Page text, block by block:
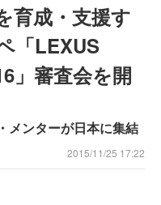
育成・支援す
「LEXUS
」審査会を開
メンターが日本に集結
2015/11/25 17:22